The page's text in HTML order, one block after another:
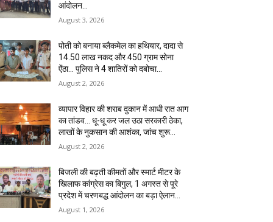
आंदोलन…
August 3, 2026
पोती को बनाया ब्लैकमेल का हथियार, दादा से
14.50 लाख नकद और 450 ग्राम सोना
ऐंठा… पुलिस ने 4 शातिरों को दबोचा…
August 2, 2026
व्यापार विहार की शराब दुकान में आधी रात आग
का तांडव… धू-धू कर जल उठा सरकारी ठेका,
लाखों के नुकसान की आशंका, जांच शुरू…
August 2, 2026
बिजली की बढ़ती कीमतों और स्मार्ट मीटर के
खिलाफ कांग्रेस का बिगुल, 1 अगस्त से पूरे
प्रदेश में चरणबद्ध आंदोलन का बड़ा ऐलान…
August 1, 2026